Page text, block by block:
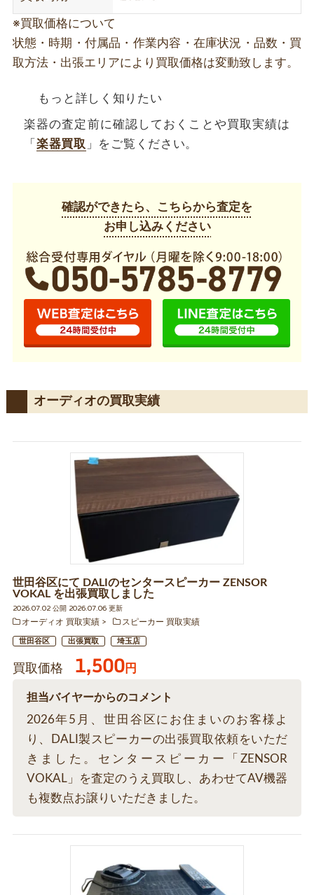
※買取価格について
状態・時期・付属品・作業内容・在庫状況・品数・買
取方法・出張エリアにより買取価格は変動致します。
もっと詳しく知りたい
楽器の査定前に確認しておくことや買取実績は
「 楽器買取 」をご覧ください。
確認ができたら、こちらから査定を
お申し込みください
オーディオの買取実績
世田谷区にて DALIのセンタースピーカー ZENSOR
VOKAL を出張買取しました
2026.07.02 公開 2026.07.06 更新
オーディオ 買取実績
スピーカー 買取実績
世田谷区 出張買取 埼玉店
買取価格 1,500円
担当バイヤーからのコメント
2026年5月、世田谷区にお住まいのお客様よ
り、DALI製スピーカーの出張買取依頼をいただ
きました。センタースピーカー「ZENSOR
VOKAL」を査定のうえ買取し、あわせてAV機器
も複数点お譲りいただきました。